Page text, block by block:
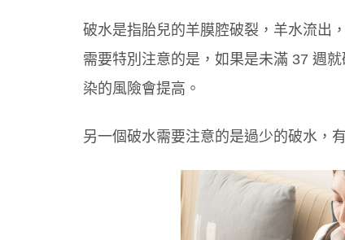
破水是指胎兒的羊膜腔破裂，羊水流出
需要特別注意的是，如果是未滿 37 週
染的風險會提高。
另一個破水需要注意的是過少的破水，